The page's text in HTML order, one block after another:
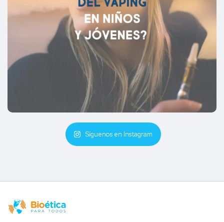
Síguenos en Instagram